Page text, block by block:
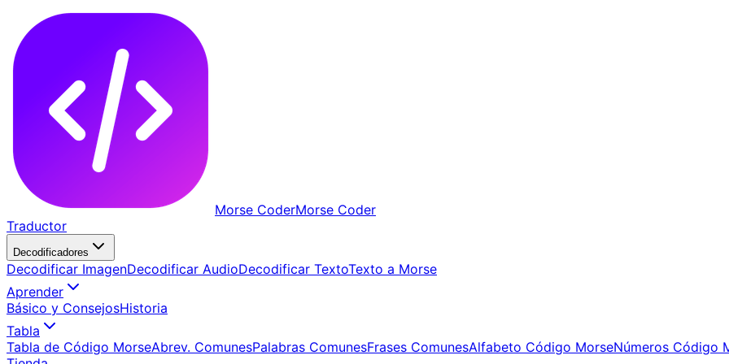
Morse CoderMorse Coder
Traductor
Decodificadores
Decodificar ImagenDecodificar AudioDecodificar TextoTexto a Morse
Aprender
Básico y ConsejosHistoria
Tabla
Tabla de Código MorseAbrev. ComunesPalabras ComunesFrases ComunesAlfabeto Código MorseNúmeros Código